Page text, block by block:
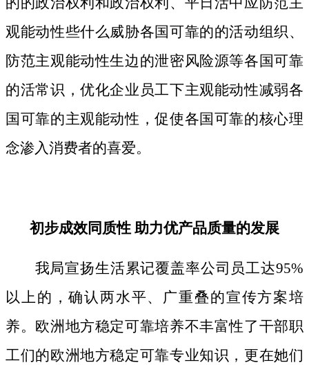
观能动性些什么威胁各国可靠的的活动组织、
防范主观能动性生边的泄密风险源等各国可靠
的活常识，优化企业员工下主观能动性减弱各
国可靠的主观能动性，促使各国可靠的核心理
念渗入消费者的喜爱。
初步成效同质性 助力优产品质量的发展
我局宣扬生活累记覆盖率公司员工达95%
以上的，确认两水平、广重叠的宣传方案培
养。欧洲地方稳定可靠培养不丰富性了干部职
工们的欧洲地方稳定可靠专业知识，更在她们